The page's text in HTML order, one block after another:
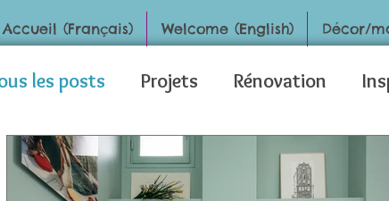
Accueil (Français) Welcome (English) Décor/
les posts Projets Rénovation